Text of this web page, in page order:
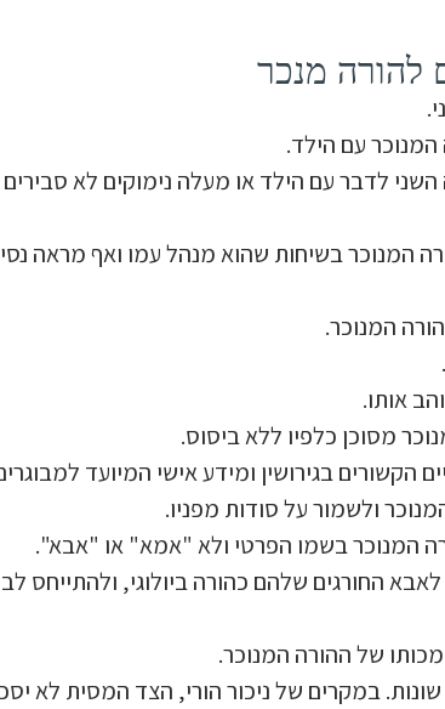
להורה מנכר
עם הילד.
לדבר עם הילד או מעלה נימוקים לא סבירים
המנוכר בשיחות שהוא מנהל עמו ואף מראה
המנוכר.
אותו.
מסוכן כלפיו ללא ביסוס.
בגירושין ומידע אישי המיועד
ולשמור על סודות מפניו.
המנוכר בשמו הפרטי ולא "אמא" או "אבא".
החורגים שלהם כהורה ביולוגי, ולהתייחס
של ההורה המנוכר.
שונות. במקרים של ניכור הורי, הצד המסית לא